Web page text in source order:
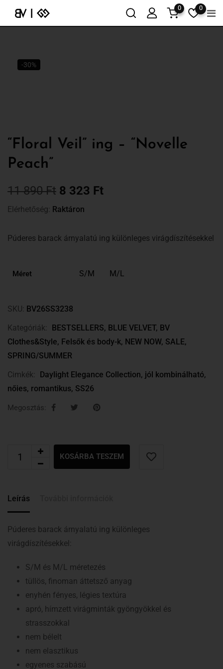
0
0
-30%
“Floral Veil” ing – “Novelle
Peach”
11 890Ft 8 323 Ft
Elérhetőség: Raktáron
Púderes barack árnyalatú ing különleges virágdíszítésekkel
Méret S/M M/L
SKU: BV26SS3238
Kategóriák:
BESTSELLERS, BLUE VELVET, BV
Clothes&Style, Felsők és body-k, NEW NOW, SALE,
SPRING/SUMMER
Cimkék:
Daylight Elegance Collection, jól kombinálható,
nőies, romantikus, SS26
Megosztás:
KOSÁRBA TESZEM
Leírás
Púderes barack árnyalatú ing különleges
virágdíszítésekkel:
S/M és M/L méretezés
tüllös, finoman áttetsző anyag
enyhén fényes, légies textúra
apró, hímzett virágminták gyöngyökkel és
strasszokkal
nem bélelt
nem elasztikus
egyenes szabású